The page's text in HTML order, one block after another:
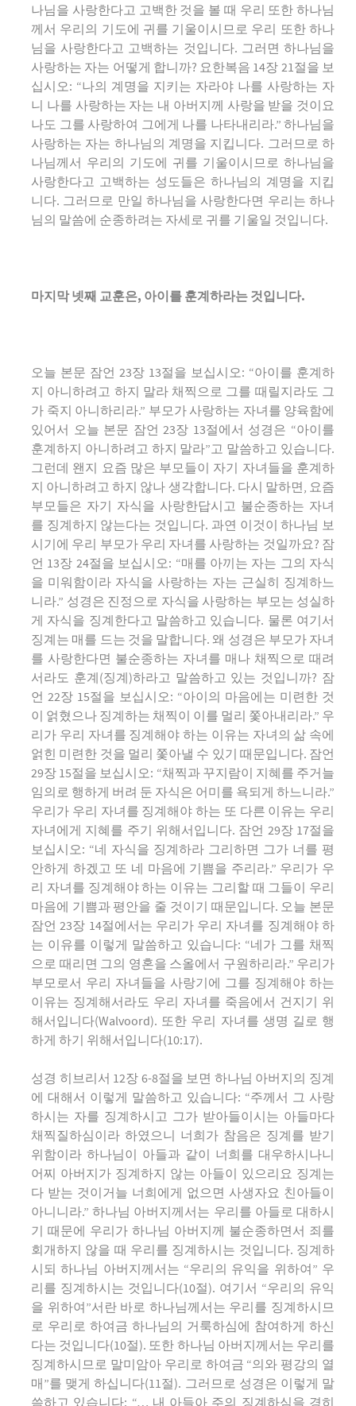
나님을 사랑한다고 고백한 것을 볼 때 우리 또한 하나님
께서 우리의 기도에 귀를 기울이시므로 우리 또한 하나
님을 사랑한다고 고백하는 것입니다. 그러면 하나님을
사랑하는 자는 어떻게 합니까? 요한복음 14장 21절을 보
십시오: “나의 계명을 지키는 자라야 나를 사랑하는 자
니 나를 사랑하는 자는 내 아버지께 사랑을 받을 것이요
나도 그를 사랑하여 그에게 나를 나타내리라.” 하나님을
사랑하는 자는 하나님의 계명을 지킵니다. 그러므로 하
나님께서 우리의 기도에 귀를 기울이시므로 하나님을
사랑한다고 고백하는 성도들은 하나님의 계명을 지킵
니다. 그러므로 만일 하나님을 사랑한다면 우리는 하나
님의 말씀에 순종하려는 자세로 귀를 기울일 것입니다.
마지막 넷째 교훈은, 아이를 훈계하라는 것입니다.
오늘 본문 잠언 23장 13절을 보십시오: “아이를 훈계하
지 아니하려고 하지 말라 채찍으로 그를 때릴지라도 그
가 죽지 아니하리라.” 부모가 사랑하는 자녀를 양육함에
있어서 오늘 본문 잠언 23장 13절에서 성경은 “아이를
훈계하지 아니하려고 하지 말라”고 말씀하고 있습니다.
그런데 왠지 요즘 많은 부모들이 자기 자녀들을 훈계하
지 아니하려고 하지 않나 생각합니다. 다시 말하면, 요즘
부모들은 자기 자식을 사랑한답시고 불순종하는 자녀
를 징계하지 않는다는 것입니다. 과연 이것이 하나님 보
시기에 우리 부모가 우리 자녀를 사랑하는 것일까요? 잠
언 13장 24절을 보십시오: “매를 아끼는 자는 그의 자식
을 미워함이라 자식을 사랑하는 자는 근실히 징계하느
니라.” 성경은 진정으로 자식을 사랑하는 부모는 성실하
게 자식을 징계한다고 말씀하고 있습니다. 물론 여기서
징계는 매를 드는 것을 말합니다. 왜 성경은 부모가 자녀
를 사랑한다면 불순종하는 자녀를 매나 채찍으로 때려
서라도 훈계(징계)하라고 말씀하고 있는 것입니까? 잠
언 22장 15절을 보십시오: “아이의 마음에는 미련한 것
이 얽혔으나 징계하는 채찍이 이를 멀리 쫓아내리라.” 우
리가 우리 자녀를 징계해야 하는 이유는 자녀의 삶 속에
얽힌 미련한 것을 멀리 쫓아낼 수 있기 때문입니다. 잠언
29장 15절을 보십시오: “채찍과 꾸지람이 지혜를 주거늘
임의로 행하게 버려 둔 자식은 어미를 욕되게 하느니라.”
우리가 우리 자녀를 징계해야 하는 또 다른 이유는 우리
자녀에게 지혜를 주기 위해서입니다. 잠언 29장 17절을
보십시오: “네 자식을 징계하라 그리하면 그가 너를 평
안하게 하겠고 또 네 마음에 기쁨을 주리라.” 우리가 우
리 자녀를 징계해야 하는 이유는 그리할 때 그들이 우리
마음에 기쁨과 평안을 줄 것이기 때문입니다. 오늘 본문
잠언 23장 14절에서는 우리가 우리 자녀를 징계해야 하
는 이유를 이렇게 말씀하고 있습니다: “네가 그를 채찍
으로 때리면 그의 영혼을 스올에서 구원하리라.” 우리가
부모로서 우리 자녀들을 사랑기에 그를 징계해야 하는
이유는 징계해서라도 우리 자녀를 죽음에서 건지기 위
해서입니다(Walvoord). 또한 우리 자녀를 생명 길로 행
하게 하기 위해서입니다(10:17).
성경 히브리서 12장 6-8절을 보면 하나님 아버지의 징계
에 대해서 이렇게 말씀하고 있습니다: “주께서 그 사랑
하시는 자를 징계하시고 그가 받아들이시는 아들마다
채찍질하심이라 하였으니 너희가 참음은 징계를 받기
위함이라 하나님이 아들과 같이 너희를 대우하시나니
어찌 아버지가 징계하지 않는 아들이 있으리요 징계는
다 받는 것이거늘 너희에게 없으면 사생자요 친아들이
아니니라.” 하나님 아버지께서는 우리를 아들로 대하시
기 때문에 우리가 하나님 아버지께 불순종하면서 죄를
회개하지 않을 때 우리를 징계하시는 것입니다. 징계하
시되 하나님 아버지께서는 “우리의 유익을 위하여” 우
리를 징계하시는 것입니다(10절). 여기서 “우리의 유익
을 위하여”서란 바로 하나님께서는 우리를 징계하시므
로 우리로 하여금 하나님의 거룩하심에 참여하게 하신
다는 것입니다(10절). 또한 하나님 아버지께서는 우리를
징계하시므로 말미암아 우리로 하여금 “의와 평강의 열
매”를 맺게 하십니다(11절). 그러므로 성경은 이렇게 말
씀하고 있습니다: “… 내 아들아 주의 징계하심을 경히